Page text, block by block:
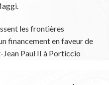
les frontières
financement en faveur de
Jean Paul II à Porticcio